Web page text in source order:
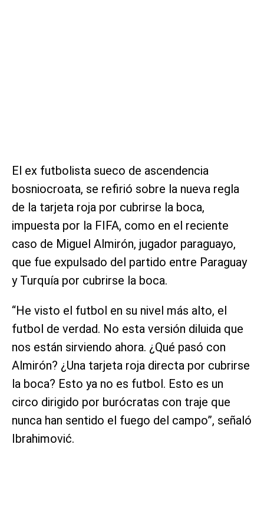
El ex futbolista sueco de ascendencia
bosniocroata, se refirió sobre la nueva regla
de la tarjeta roja por cubrirse la boca,
impuesta por la FIFA, como en el reciente
caso de Miguel Almirón, jugador paraguayo,
que fue expulsado del partido entre Paraguay
y Turquía por cubrirse la boca.
“He visto el futbol en su nivel más alto, el
futbol de verdad. No esta versión diluida que
nos están sirviendo ahora. ¿Qué pasó con
Almirón? ¿Una tarjeta roja directa por cubrirse
la boca? Esto ya no es futbol. Esto es un
circo dirigido por burócratas con traje que
nunca han sentido el fuego del campo”, señaló
Ibrahimović.